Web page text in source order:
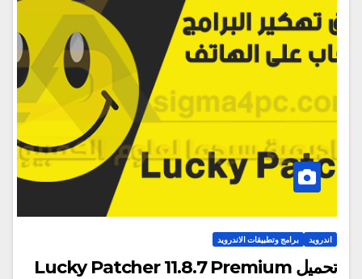
اندرويد برامج وتطبيقات الاندرويد
تحميل Lucky Patcher 11.8.7 Premium